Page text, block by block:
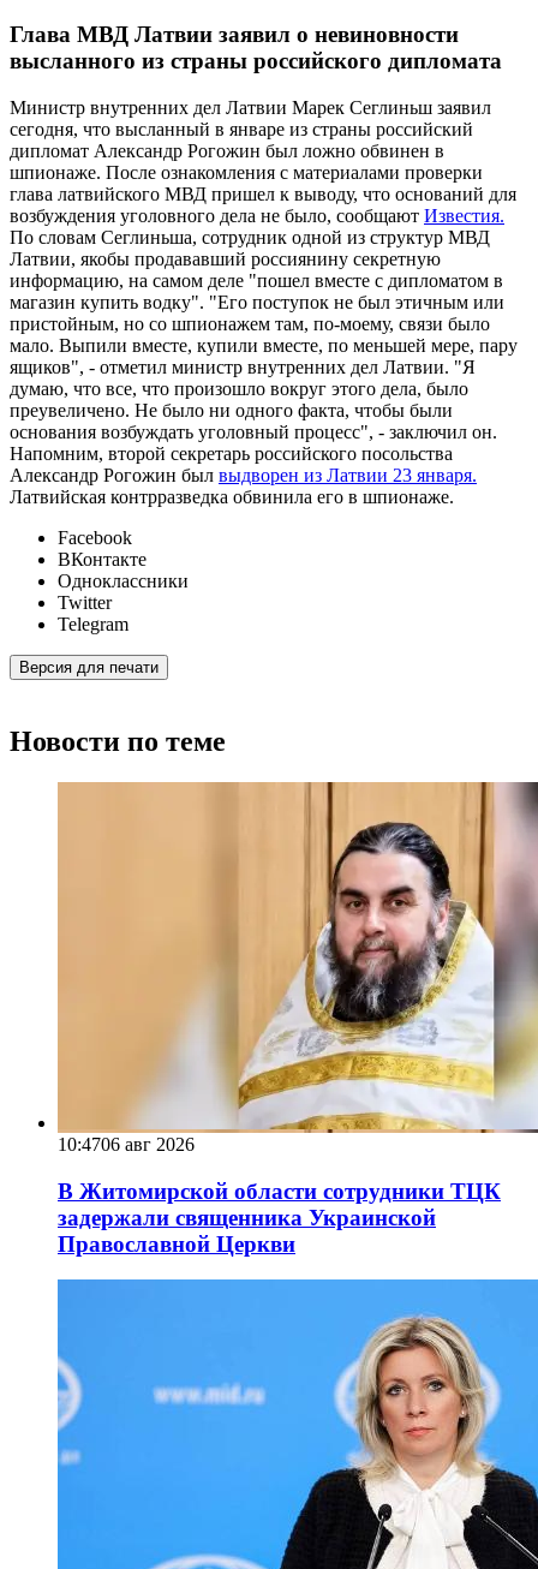
Глава МВД Латвии заявил о невиновности
высланного из страны российского дипломата
Министр внутренних дел Латвии Марек Сеглиньш заявил
сегодня, что высланный в январе из страны российский
дипломат Александр Рогожин был ложно обвинен в
шпионаже. После ознакомления с материалами проверки
глава латвийского МВД пришел к выводу, что оснований для
возбуждения уголовного дела не было, сообщают Известия.
По словам Сеглиньша, сотрудник одной из структур МВД
Латвии, якобы продававший россиянину секретную
информацию, на самом деле "пошел вместе с дипломатом в
магазин купить водку". "Его поступок не был этичным или
пристойным, но со шпионажем там, по-моему, связи было
мало. Выпили вместе, купили вместе, по меньшей мере, пару
ящиков", - отметил министр внутренних дел Латвии. "Я
думаю, что все, что произошло вокруг этого дела, было
преувеличено. Не было ни одного факта, чтобы были
основания возбуждать уголовный процесс", - заключил он.
Напомним, второй секретарь российского посольства
Александр Рогожин был выдворен из Латвии 23 января.
Латвийская контрразведка обвинила его в шпионаже.
Facebook
ВКонтакте
Одноклассники
Twitter
Telegram
Версия для печати
Новости по теме
10:4706 авг 2026
В Житомирской области сотрудники ТЦК
задержали священника Украинской
Православной Церкви